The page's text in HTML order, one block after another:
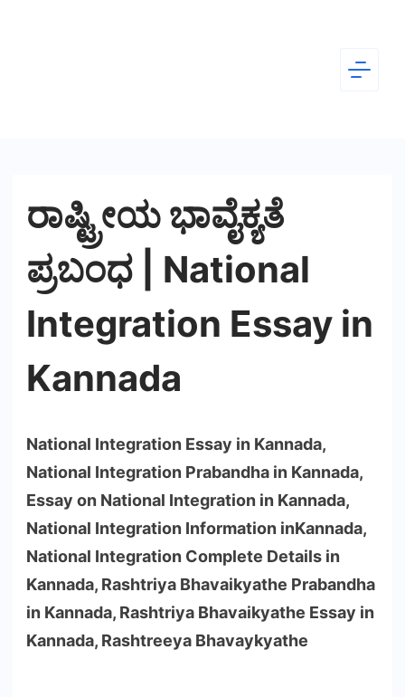
Kannada
ರಾಷ್ಟ್ರೀಯ ಭಾವೈಕ್ಯತೆ
ಪ್ರಬಂಧ | National
Integration Essay in
Kannada
National Integration Essay in Kannada,
National Integration Prabandha in Kannada,
Essay on National Integration in Kannada,
National Integration Information inKannada,
National Integration Complete Details in
Kannada, Rashtriya Bhavaikyathe Prabandha
in Kannada, Rashtriya Bhavaikyathe Essay in
Kannada, Rashtreeya Bhavaykyathe